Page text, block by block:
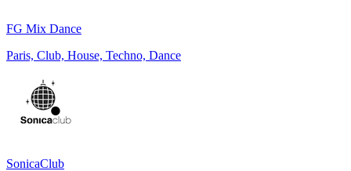
FG Mix Dance
Paris, Club, House, Techno, Dance
SonicaClub